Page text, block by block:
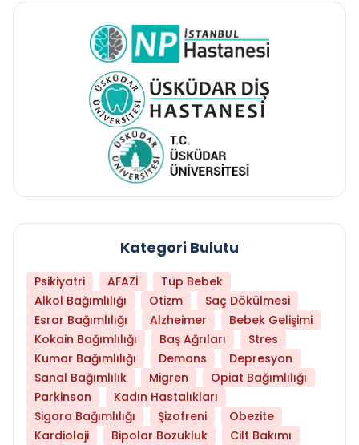
Kategori Bulutu
Psikiyatri AFAZİ
Tüp Bebek
Alkol Bağımlılığı
Otizm
Saç Dökülmesi
Esrar Bağımlılığı
Alzheimer
Bebek Gelişimi
Kokain Bağımlılığı
Baş Ağrıları
Stres
Kumar Bağımlılığı
Demans
Depresyon
Sanal Bağımlılık
Migren
Opiat Bağımlılığı
Parkinson
Kadın Hastalıkları
Sigara Bağımlılığı
Şizofreni
Obezite
Kardioloji
Bipolar Bozukluk Cilt Bakımı